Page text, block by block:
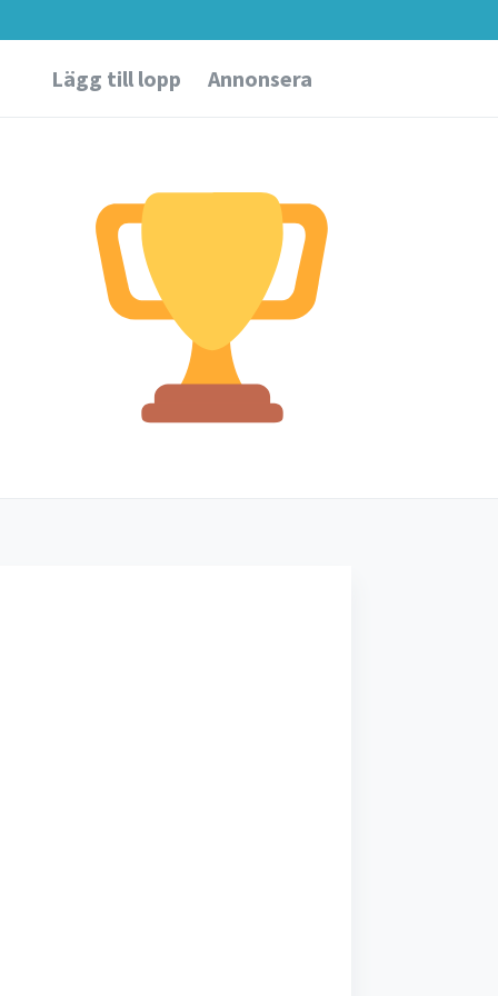
Lägg till lopp Annonsera